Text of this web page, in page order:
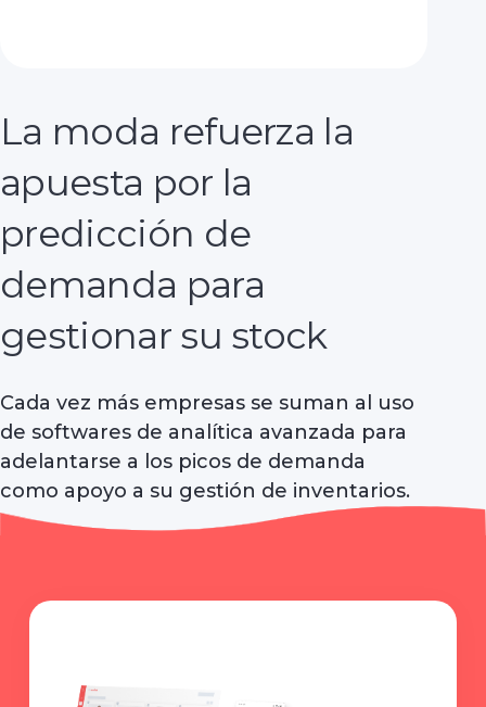
La moda refuerza la
apuesta por la
predicción de
demanda para
gestionar su stock
Cada vez más empresas se suman al uso
de softwares de analítica avanzada para
adelantarse a los picos de demanda
como apoyo a su gestión de inventarios.